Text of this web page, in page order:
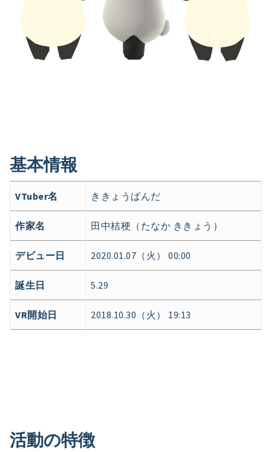
基本情報
VTuber名 ききょうぱんだ
作家名 田中桔梗（たなか ききょう）
デビュー日 2020.01.07（火） 00:00
誕生日 5.29
VR開始日 2018.10.30（火） 19:13
活動の特徴